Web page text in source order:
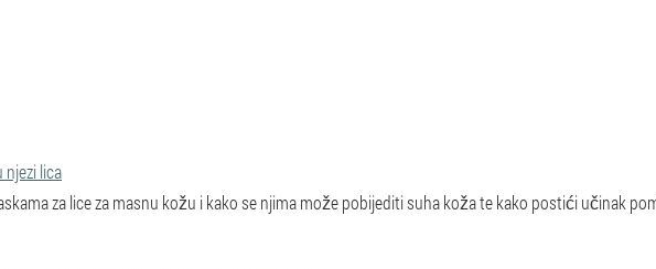
lica
za lice za masnu kožu i kako se njima može pobijediti suha koža te kako postići učinak